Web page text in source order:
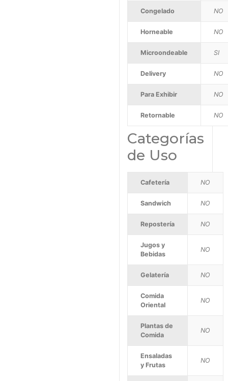
Congelado NO
Horneable NO
Microondeable SI
Delivery NO
Para Exhibir NO
Retornable NO
Categorías
de Uso
Cafetería NO
Sandwich NO
Repostería NO
Jugos y
Bebidas
NO
Gelatería NO
Comida
Oriental
NO
Plantas de
Comida
NO
Ensaladas
y Frutas
NO